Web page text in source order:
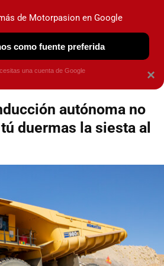
marca que se menciona
autónoma no
duermas la siesta al
×
de Motorpasion en Google
como fuente preferida
una cuenta de Google